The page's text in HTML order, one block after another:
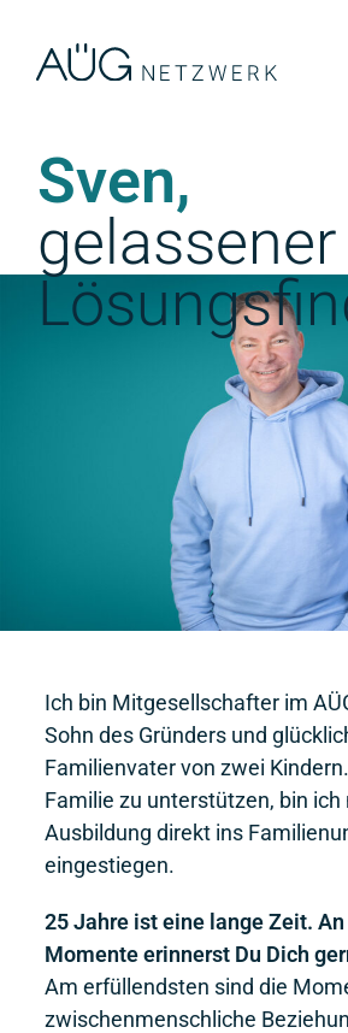
Sven,
gelassener
Ich bin Mitgesellschafter im
Sohn des Gründers und
Familienvater von zwei
Familie zu unterstützen, bin ich
Ausbildung direkt ins
eingestiegen.
25 Jahre ist eine lange Zeit.
Momente erinnerst Du Dich
Am erfüllendsten sind die
zwischenmenschliche